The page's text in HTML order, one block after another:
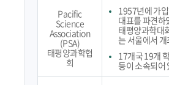
Pacific
Science
Association
(PSA)
태평양과학협
회
1957년에 가
대표를 파견하
태평양과학
는 서울에서
17개국 19개
등이 소속되어